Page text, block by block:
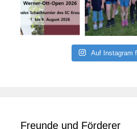
Auf Instagram
Freunde und Förderer